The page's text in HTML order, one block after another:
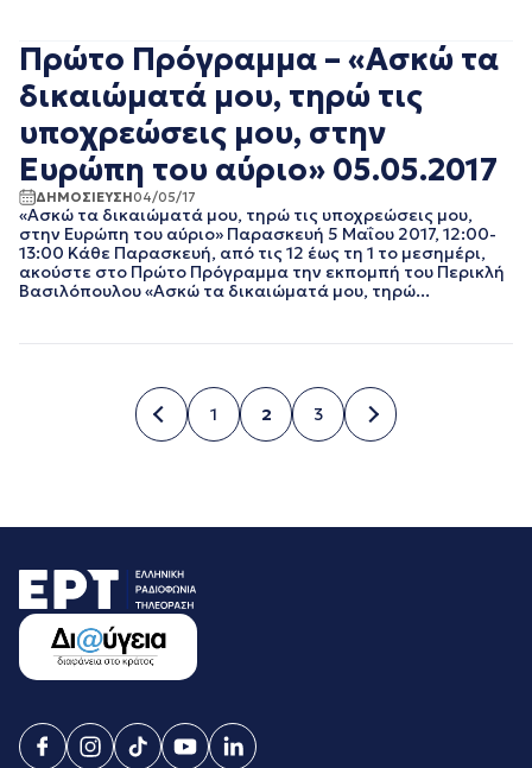
Πρώτο Πρόγραμμα – «Ασκώ τα
δικαιώματά μου, τηρώ τις
υποχρεώσεις μου, στην
Ευρώπη του αύριο» 05.05.2017
ΔΗΜΟΣΙΕΥΣΗ04/05/17
«Ασκώ τα δικαιώματά μου, τηρώ τις υποχρεώσεις μου,
στην Ευρώπη του αύριο» Παρασκευή 5 Μαΐου 2017, 12:00-
13:00 Κάθε Παρασκευή, από τις 12 έως τη 1 το μεσημέρι,
ακούστε στο Πρώτο Πρόγραμμα την εκπομπή του Περικλή
Βασιλόπουλου «Ασκώ τα δικαιώματά μου, τηρώ...
Σελίδα
1
Σελίδα
2
Σελίδα
3